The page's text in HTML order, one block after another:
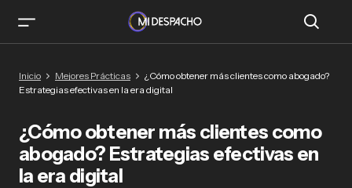
Estrategias efectivas en la era digital
Inicio Mejores Prácticas
¿Cómo obtener más clientes como abogado?
Estrategias efectivas en la era digital
¿Cómo obtener más clientes como
abogado? Estrategias efectivas en
la era digital